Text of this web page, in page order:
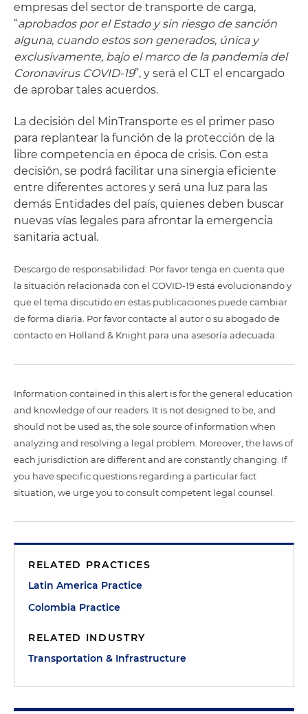
empresas del sector de transporte de carga,
“aprobados por el Estado y sin riesgo de sanción
alguna, cuando estos son generados, única y
exclusivamente, bajo el marco de la pandemia del
Coronavirus COVID-19”, y será el CLT el encargado
de aprobar tales acuerdos.
La decisión del MinTransporte es el primer paso
para replantear la función de la protección de la
libre competencia en época de crisis. Con esta
decisión, se podrá facilitar una sinergia eficiente
entre diferentes actores y será una luz para las
demás Entidades del país, quienes deben buscar
nuevas vías legales para afrontar la emergencia
sanitaria actual.
Descargo de responsabilidad: Por favor tenga en cuenta que
la situación relacionada con el COVID-19 está evolucionando y
que el tema discutido en estas publicaciones puede cambiar
de forma diaria. Por favor contacte al autor o su abogado de
contacto en Holland & Knight para una asesoría adecuada.
Information contained in this alert is for the general education
and knowledge of our readers. It is not designed to be, and
should not be used as, the sole source of information when
analyzing and resolving a legal problem. Moreover, the laws of
each jurisdiction are different and are constantly changing. If
you have specific questions regarding a particular fact
situation, we urge you to consult competent legal counsel.
RELATED PRACTICES
Latin America Practice
Colombia Practice
RELATED INDUSTRY
Transportation & Infrastructure